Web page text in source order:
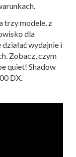
trzy modele, z
dla
wydajnie i
Zobacz, czym
quiet! Shadow
DX.